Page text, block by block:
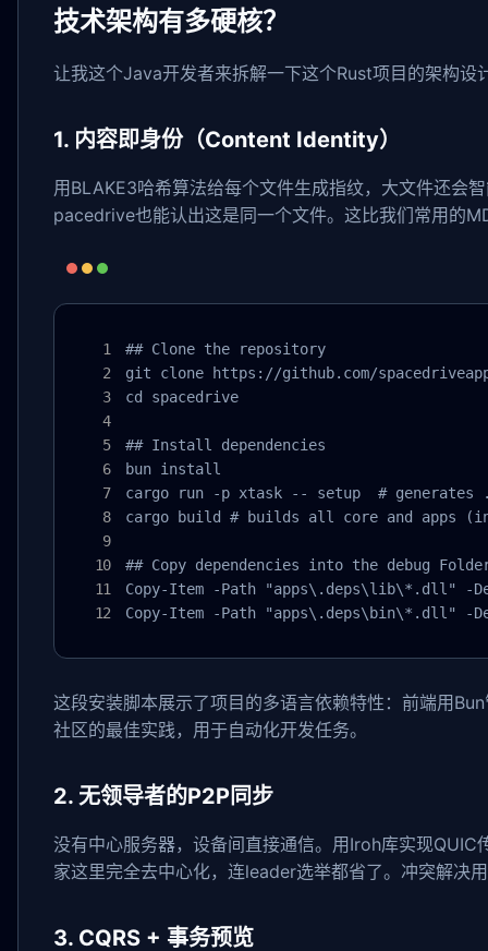
技术架构有多硬核？
让我这个Java开发者来拆解一下这个Rust项目的架构设
1. 内容即身份（Content Identity）
用BLAKE3哈希算法给每个文件生成指纹，大文件还会
pacedrive也能认出这是同一个文件。这比我们常用的
## Clone the repository
git clone https://github.com/
cd spacedrive
## Install dependencies
bun install
cargo run -p xtask -- setup  # generates
cargo build # builds all core and apps
## Copy dependencies into the debug
Copy-Item -Path "apps\.deps\lib\*.dll" -
Copy-Item -Path "apps\.deps\bin\*.dll" -
这段安装脚本展示了项目的多语言依赖特性：前端用
社区的最佳实践，用于自动化开发任务。
2. 无领导者的P2P同步
没有中心服务器，设备间直接通信。用Iroh库实现
家这里完全去中心化，连leader选举都省了。冲突解决
3. CQRS + 事务预览